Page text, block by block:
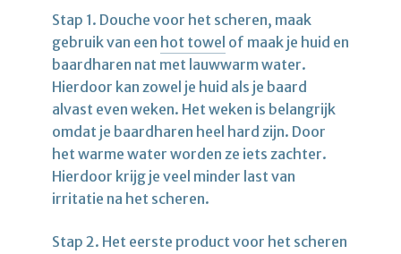
Stap 1. Douche voor het scheren, maak
gebruik van een hot towel of maak je huid en
baardharen nat met lauwwarm water.
Hierdoor kan zowel je huid als je baard
alvast even weken. Het weken is belangrijk
omdat je baardharen heel hard zijn. Door
het warme water worden ze iets zachter.
Hierdoor krijg je veel minder last van
irritatie na het scheren.
Stap 2. Het eerste product voor het scheren